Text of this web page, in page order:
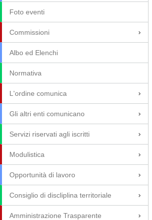
Foto eventi
Commissioni
Albo ed Elenchi
Normativa
L'ordine comunica
Gli altri enti comunicano
Servizi riservati agli iscritti
Modulistica
Opportunità di lavoro
Consiglio di discliplina territoriale
Amministrazione Trasparente